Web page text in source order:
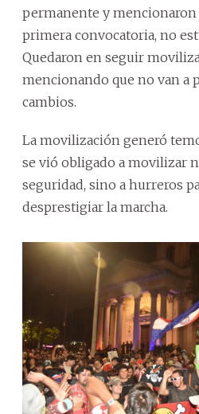
permanente y mencionaron
primera convocatoria, no
Quedaron en seguir
mencionando que no van a
cambios.
La movilización generó
se vió obligado a movilizar
seguridad, sino a hurreros
desprestigiar la marcha.